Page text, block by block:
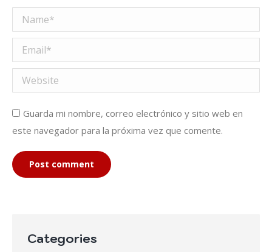
Name *
Email *
Website
Guarda mi nombre, correo electrónico y sitio web en
este navegador para la próxima vez que comente.
Post comment
Categories